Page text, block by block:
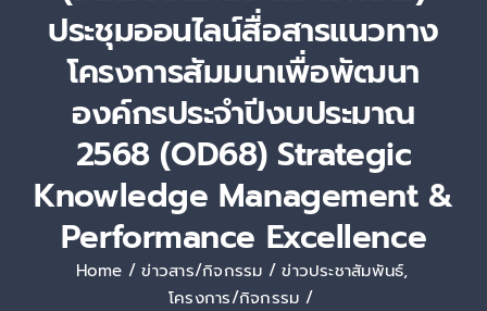
การพัฒนาบุคลากร
Culture &
Engagement
ข่าวสาร/กิจกรรม
ประชุมออนไลน์สื่อสารแนวทาง
โครงการสัมมนาเพื่อพัฒนา
องค์กรประจำปีงบประมาณ
2568 (OD68) Strategic
Knowledge Management &
Performance Excellence
Home ข่าวสาร/กิจกรรม
ข่าวประชาสัมพันธ์
โครงการ/กิจกรรม